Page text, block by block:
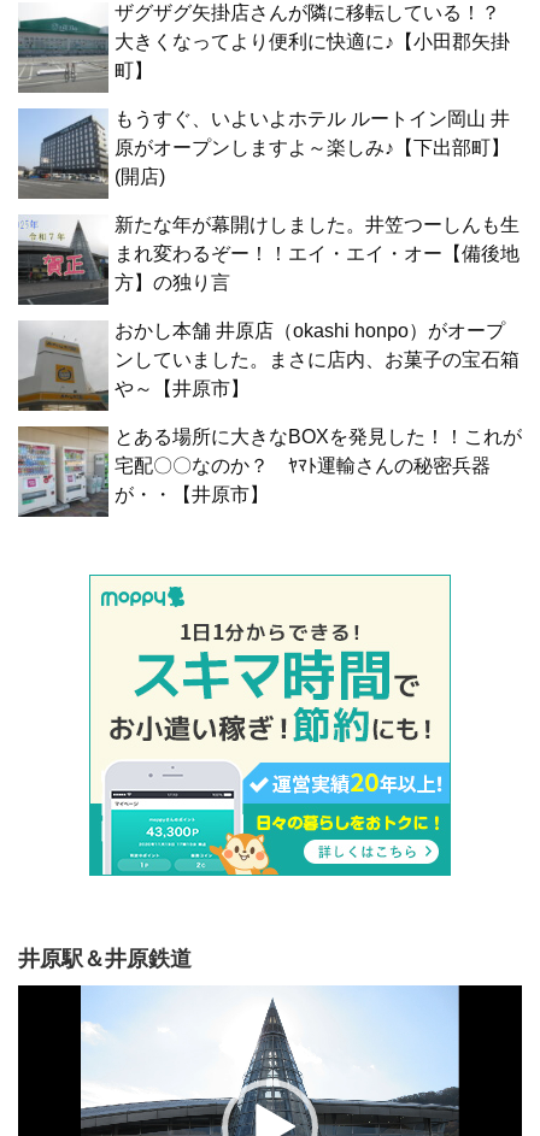
ザグザグ矢掛店さんが隣に移転している！？
大きくなってより便利に快適に♪【小田郡矢掛
町】
もうすぐ、いよいよホテル ルートイン岡山 井
原がオープンしますよ～楽しみ♪【下出部町】
(開店)
新たな年が幕開けしました。井笠つーしんも生
まれ変わるぞー！！エイ・エイ・オー【備後地
方】の独り言
おかし本舗 井原店（okashi honpo）がオープ
ンしていました。まさに店内、お菓子の宝石箱
や～【井原市】
とある場所に大きなBOXを発見した！！これが
宅配〇〇なのか？ ﾔﾏﾄ運輸さんの秘密兵器
が・・【井原市】
井原駅＆井原鉄道